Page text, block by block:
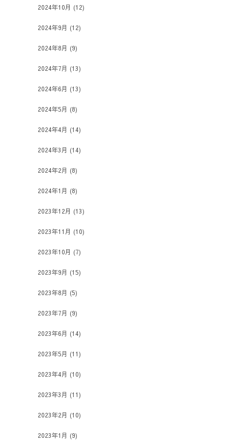
2024年10月 (12)
2024年9月 (12)
2024年8月 (9)
2024年7月 (13)
2024年6月 (13)
2024年5月 (8)
2024年4月 (14)
2024年3月 (14)
2024年2月 (8)
2024年1月 (8)
2023年12月 (13)
2023年11月 (10)
2023年10月 (7)
2023年9月 (15)
2023年8月 (5)
2023年7月 (9)
2023年6月 (14)
2023年5月 (11)
2023年4月 (10)
2023年3月 (11)
2023年2月 (10)
2023年1月 (9)